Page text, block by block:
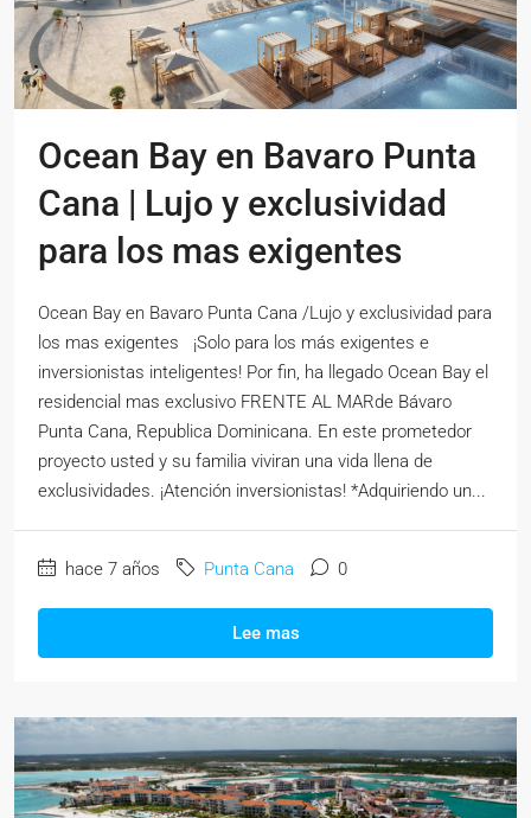
Ocean Bay en Bavaro Punta
Cana | Lujo y exclusividad
para los mas exigentes
Ocean Bay en Bavaro Punta Cana /Lujo y exclusividad para
los mas exigentes ¡Solo para los más exigentes e
inversionistas inteligentes! Por fin, ha llegado Ocean Bay el
residencial mas exclusivo FRENTE AL MARde Bávaro
Punta Cana, Republica Dominicana. En este prometedor
proyecto usted y su familia viviran una vida llena de
exclusividades. ¡Atención inversionistas! *Adquiriendo un...
hace 7 años Punta Cana 0
Lee mas